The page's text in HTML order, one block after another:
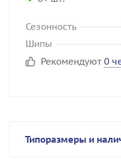
Сезонность
Шипы
Рекомендуют 0
Типоразмеры и